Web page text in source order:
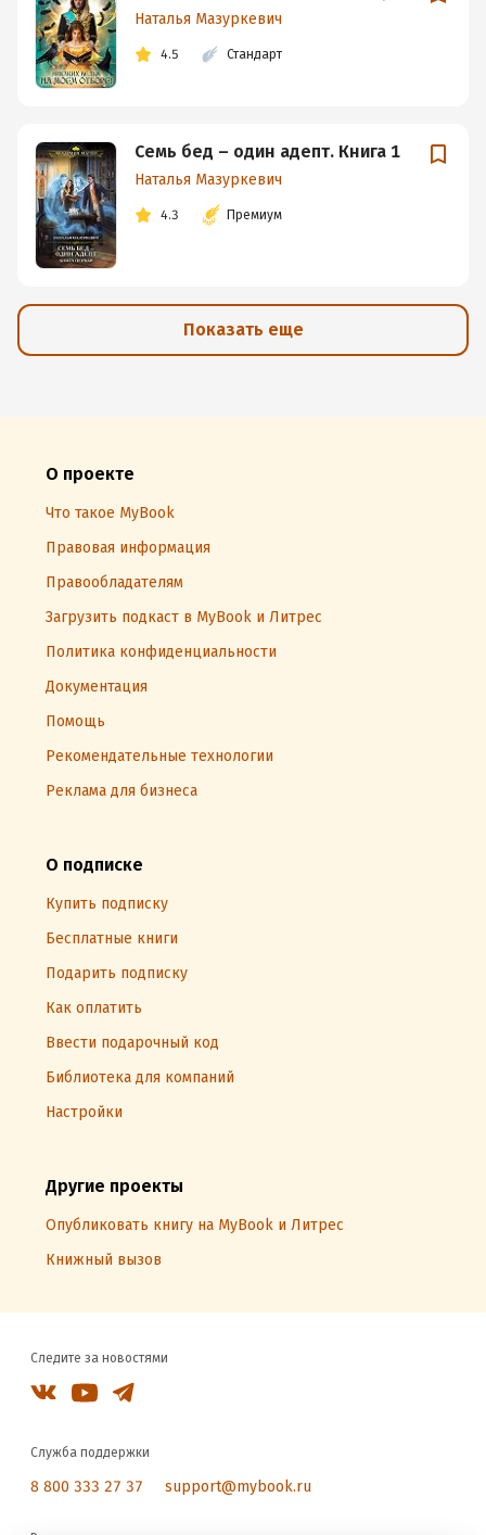
Наталья Мазуркевич
4.5 Стандарт
Семь бед – один адепт. Книга 1
Наталья Мазуркевич
4.3 Премиум
Показать еще
О проекте
Что такое MyBook
Правовая информация
Правообладателям
Загрузить подкаст в MyBook и Литрес
Политика конфиденциальности
Документация
Помощь
Рекомендательные технологии
Реклама для бизнеса
О подписке
Купить подписку
Бесплатные книги
Подарить подписку
Как оплатить
Ввести подарочный код
Библиотека для компаний
Настройки
Другие проекты
Опубликовать книгу на MyBook и Литрес
Книжный вызов
Следите за новостями
Служба поддержки
8 800 333 27 37 support@mybook.ru